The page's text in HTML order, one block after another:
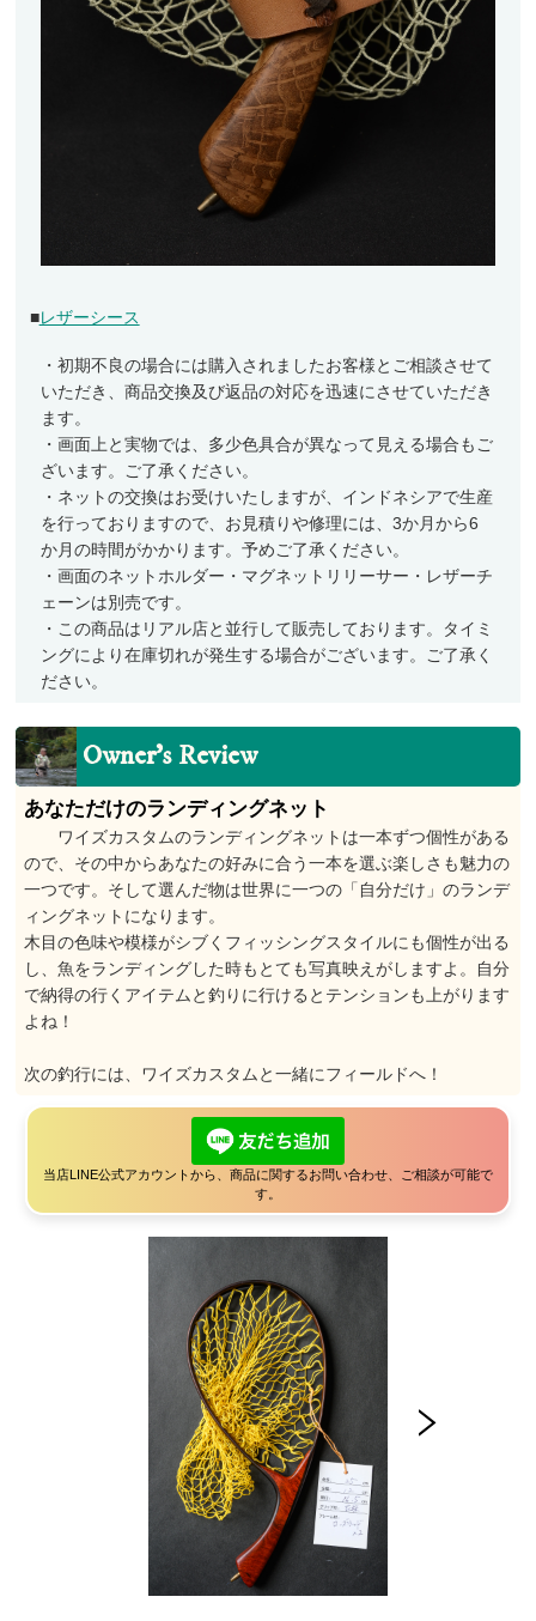
■レザーシース
・初期不良の場合には購入されましたお客様とご相談させて
いただき、商品交換及び返品の対応を迅速にさせていただき
ます。
・画面上と実物では、多少色具合が異なって見える場合もご
ざいます。ご了承ください。
・ネットの交換はお受けいたしますが、インドネシアで生産
を行っておりますので、お見積りや修理には、3か月から6
か月の時間がかかります。予めご了承ください。
・画面のネットホルダー・マグネットリリーサー・レザーチ
ェーンは別売です。
・この商品はリアル店と並行して販売しております。タイミ
ングにより在庫切れが発生する場合がございます。ご了承く
ださい。
Owner’s Review
あなただけのランディングネット
ワイズカスタムのランディングネットは一本ずつ個性がある
ので、その中からあなたの好みに合う一本を選ぶ楽しさも魅力の
一つです。そして選んだ物は世界に一つの「自分だけ」のランデ
ィングネットになります。
木目の色味や模様がシブくフィッシングスタイルにも個性が出る
し、魚をランディングした時もとても写真映えがしますよ。自分
で納得の行くアイテムと釣りに行けるとテンションも上がります
よね！
次の釣行には、ワイズカスタムと一緒にフィールドへ！
当店LINE公式アカウントから、商品に関するお問い合わせ、ご相談が可能で
す。